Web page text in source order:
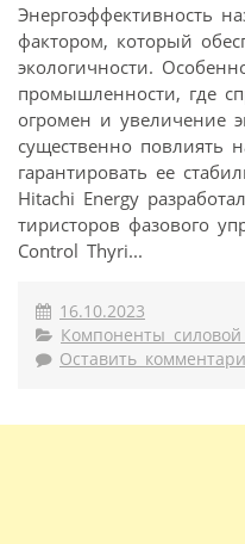
Энергоэффективность
фактором, который
экологичности.
промышленности, где
огромен и увеличение
существенно повлиять
гарантировать ее
Hitachi Energy
тиристоров фазового
Control Thyri...
16.10.2023
Компоненты силовой
Оставить